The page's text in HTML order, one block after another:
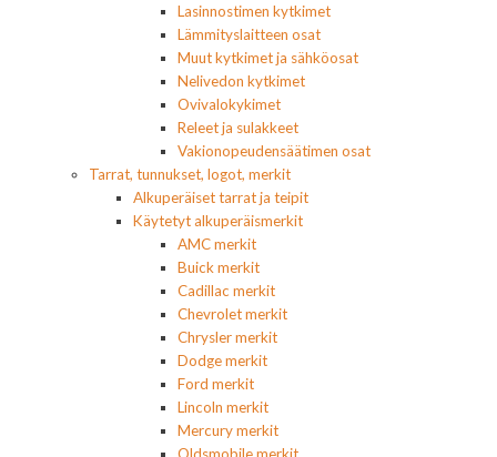
Lasinnostimen kytkimet
Lämmityslaitteen osat
Muut kytkimet ja sähköosat
Nelivedon kytkimet
Ovivalokykimet
Releet ja sulakkeet
Vakionopeudensäätimen osat
Tarrat, tunnukset, logot, merkit
Alkuperäiset tarrat ja teipit
Käytetyt alkuperäismerkit
AMC merkit
Buick merkit
Cadillac merkit
Chevrolet merkit
Chrysler merkit
Dodge merkit
Ford merkit
Lincoln merkit
Mercury merkit
Oldsmobile merkit